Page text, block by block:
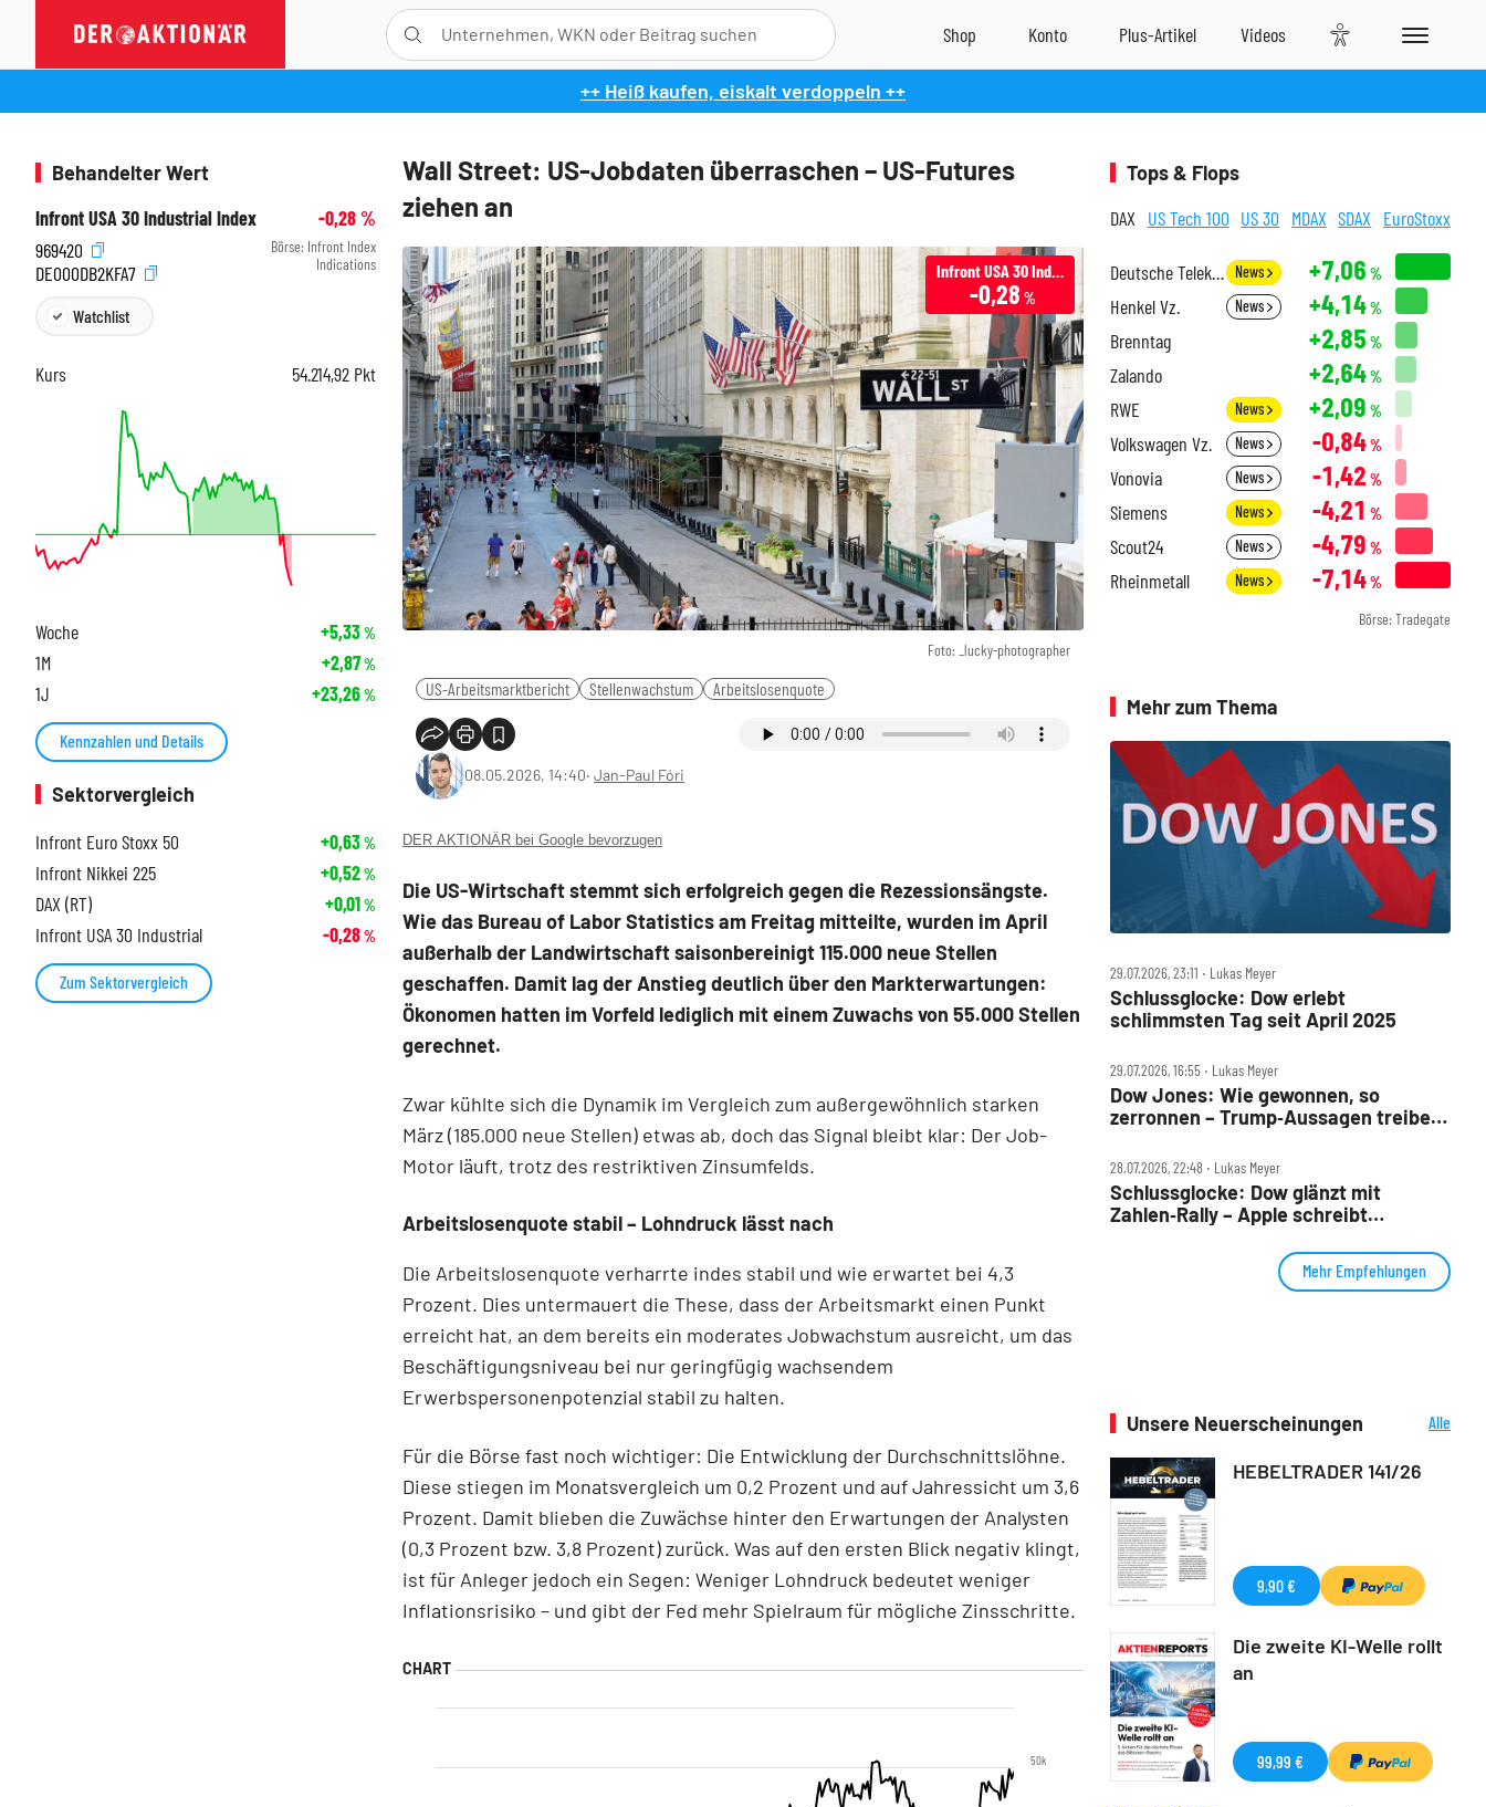
++ Heiß kaufen, eiskalt verdoppeln ++
Wall Street: US-Jobdaten überraschen – US-Futures
ziehen an
Foto: _lucky-photographer
Infront USA 30 Industrial
-0,28 %
US-Arbeitsmarktbericht Stellenwachstum Arbeitslosenquote
08.05.2026, 14:40‧ Jan-Paul Fóri
DER AKTIONÄR bei Google bevorzugen
Die US-Wirtschaft stemmt sich erfolgreich gegen die Rezessionsängste.
Wie das Bureau of Labor Statistics am Freitag mitteilte, wurden im April
außerhalb der Landwirtschaft saisonbereinigt 115.000 neue Stellen
geschaffen. Damit lag der Anstieg deutlich über den Markterwartungen:
Ökonomen hatten im Vorfeld lediglich mit einem Zuwachs von 55.000 Stellen
gerechnet.
Zwar kühlte sich die Dynamik im Vergleich zum außergewöhnlich starken
März (185.000 neue Stellen) etwas ab, doch das Signal bleibt klar: Der Job-
Motor läuft, trotz des restriktiven Zinsumfelds.
Arbeitslosenquote stabil – Lohndruck lässt nach
Die Arbeitslosenquote verharrte indes stabil und wie erwartet bei 4,3
Prozent. Dies untermauert die These, dass der Arbeitsmarkt einen Punkt
erreicht hat, an dem bereits ein moderates Jobwachstum ausreicht, um das
Beschäftigungsniveau bei nur geringfügig wachsendem
Erwerbspersonenpotenzial stabil zu halten.
Für die Börse fast noch wichtiger: Die Entwicklung der Durchschnittslöhne.
Diese stiegen im Monatsvergleich um 0,2 Prozent und auf Jahressicht um 3,6
Prozent. Damit blieben die Zuwächse hinter den Erwartungen der Analysten
(0,3 Prozent bzw. 3,8 Prozent) zurück. Was auf den ersten Blick negativ klingt,
ist für Anleger jedoch ein Segen: Weniger Lohndruck bedeutet weniger
Inflationsrisiko – und gibt der Fed mehr Spielraum für mögliche Zinsschritte.
50k
Behandelter Wert
Infront USA 30 Industrial Index
-0,28%
969420
DE000DB2KFA7
Börse: Infront Index
Indications
Watchlist
Kurs 54.214,92 Pkt
Woche +5,33%
1M +2,87%
1J +23,26%
Kennzahlen und Details
Sektorvergleich
Infront Euro Stoxx 50
+0,63%
Infront Nikkei 225 +0,52%
DAX (RT) +0,01%
Infront USA 30 Industrial -0,28%
Zum Sektorvergleich
Tops & Flops
DAX US Tech 100 US 30 MDAX SDAX EuroStoxx
Deutsche Telekom News +7,06 %
Henkel Vz. News +4,14%
Brenntag +2,85 %
Zalando +2,64%
RWE News +2,09 %
Volkswagen Vz. News -0,84%
Vonovia News -1,42 %
Siemens News -4,21 %
Scout24 News -4,79 %
Rheinmetall News -7,14%
Börse: Tradegate
Mehr zum Thema
29.07.2026, 23:11 ‧ Lukas Meyer
Schlussglocke: Dow erlebt
schlimmsten Tag seit April 2025
29.07.2026, 16:55 ‧ Lukas Meyer
Dow Jones: Wie gewonnen, so
zerronnen – Trump‑Aussagen treiben
28.07.2026, 22:48 ‧ Lukas Meyer
Schlussglocke: Dow glänzt mit
Zahlen‑Rally – Apple schreibt
Mehr Empfehlungen
Unsere Neuerscheinungen
Alle
HEBELTRADER 141/26
9,90 €
Die zweite KI-Welle rollt
an
99,99 €